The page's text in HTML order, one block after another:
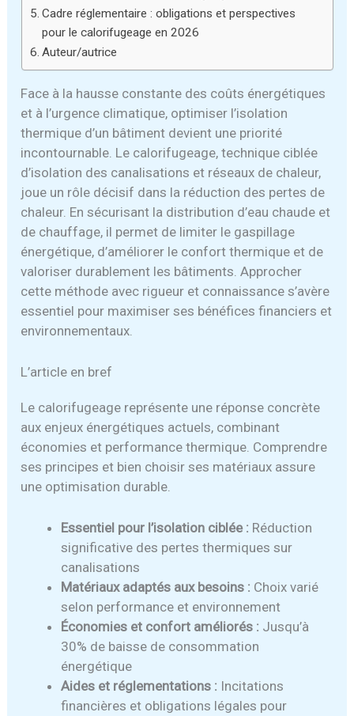
Cadre réglementaire : obligations et perspectives
pour le calorifugeage en 2026
Auteur/autrice
Face à la hausse constante des coûts énergétiques
et à l’urgence climatique, optimiser l’isolation
thermique d’un bâtiment devient une priorité
incontournable. Le calorifugeage, technique ciblée
d’isolation des canalisations et réseaux de chaleur,
joue un rôle décisif dans la réduction des pertes de
chaleur. En sécurisant la distribution d’eau chaude et
de chauffage, il permet de limiter le gaspillage
énergétique, d’améliorer le confort thermique et de
valoriser durablement les bâtiments. Approcher
cette méthode avec rigueur et connaissance s’avère
essentiel pour maximiser ses bénéfices financiers et
environnementaux.
L’article en bref
Le calorifugeage représente une réponse concrète
aux enjeux énergétiques actuels, combinant
économies et performance thermique. Comprendre
ses principes et bien choisir ses matériaux assure
une optimisation durable.
Essentiel pour l’isolation ciblée : Réduction
significative des pertes thermiques sur
canalisations
Matériaux adaptés aux besoins : Choix varié
selon performance et environnement
Économies et confort améliorés : Jusqu’à
30% de baisse de consommation
énergétique
Aides et réglementations : Incitations
financières et obligations légales pour